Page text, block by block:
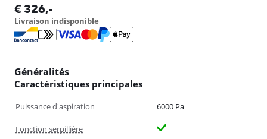
€ 326,-
Livraison indisponible
Généralités
Caractéristiques principales
Puissance d'aspiration 6000 Pa
Fonction serpillière